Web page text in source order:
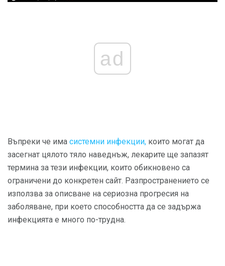
ad
Въпреки че има системни инфекции, които могат да
засегнат цялото тяло наведнъж, лекарите ще запазят
термина за тези инфекции, които обикновено са
ограничени до конкретен сайт. Разпространението се
използва за описване на сериозна прогресия на
заболяване, при което способността да се задържа
инфекцията е много по-трудна.